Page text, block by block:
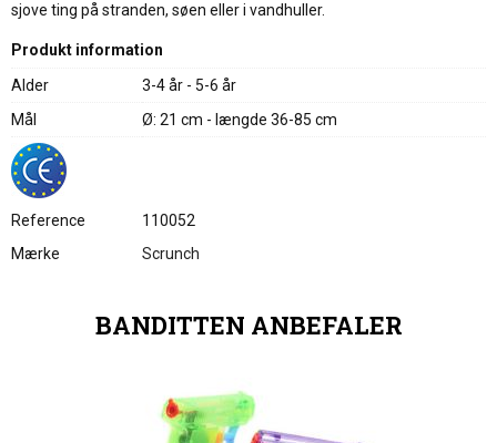
sjove ting på stranden, søen eller i vandhuller.
Produkt information
Alder
3-4 år - 5-6 år
Mål
Ø: 21 cm - længde 36-85 cm
Reference
110052
Mærke
Scrunch
BANDITTEN ANBEFALER